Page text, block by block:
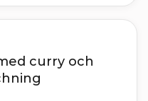
curry och